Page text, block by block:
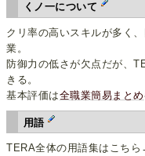
くノ一について
クリ率の高いスキルが多く
業。
防御力の低さが欠点だが、
きる。
基本評価は全職業簡易まとめ
用語
TERA全体の用語集はこち